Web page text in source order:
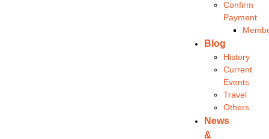
Confirm
Payment
Blog
History
Current
Events
Travel
Others
News
&